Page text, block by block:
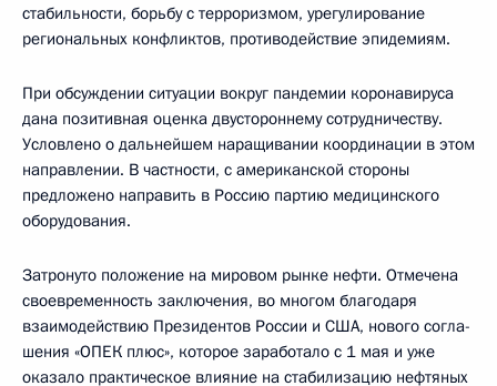
стабильности, борьбу с терроризмом, урегулирование
региональных конфликтов, противодействие эпидемиям.
При обсуждении ситуации вокруг пандемии коронавируса
дана позитивная оценка двустороннему сотрудничеству.
Условлено о дальнейшем наращивании координации в этом
направлении. В частности, с американской стороны
предложено направить в Россию партию медицинского
оборудования.
Затронуто положение на мировом рынке нефти. Отмечена
своевременность заключения, во многом благодаря
взаимодействию Президентов России и США, нового согла­
шения «ОПЕК плюс», которое заработало с 1 мая и уже
оказало практическое влияние на стабилизацию нефтяных